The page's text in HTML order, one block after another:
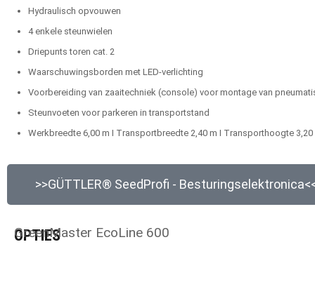
Hydraulisch opvouwen
4 enkele steunwielen
Driepunts toren cat. 2
Waarschuwingsborden met LED-verlichting
Voorbereiding van zaaitechniek (console) voor montage van
Steunvoeten voor parkeren in transportstand
Werkbreedte 6,00 m I Transportbreedte 2,40 m I Transporthoogte
>>GÜTTLER® SeedProfi -
OPTIES
GreenMaster EcoLine 600